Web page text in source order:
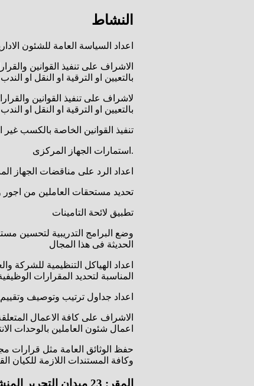
النشاط
اعداد السياسة العامة للشئون
الاشراف على تنفيذ القوانين
بالتعيين او الترقية او النقل او
لاشراف على تنفيذ القوانين
بالتعيين او الترقية او النقل او
تنفيذ القوانين الخاصة بالكسب غير
استمارات الجهاز المركزى.
اعداد الرد على مناقضات الجهاز
تحديد مستحقات العاملين من
تطبيق لائحة التامينات
وضع البرامج التدريبية لتحسين
الحديثة فى هذا المجال
اعداد الهياكل التنظيمية للشركة
المناسبة لتحديد المقرارات
اعداد جداول ترتيب وتوصيف
الاشراف على كافة الاعمال
اعمال شئون العاملين بالوحدات
حفظ الوثائق العامة مثل قرارات
وكافة المستندات اللازمة للكيان
المقر: 23 ميدان التحرير المنشية الاسكندرية